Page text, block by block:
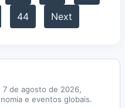
44 Next
7 de agosto de 2026,
e eventos globais.